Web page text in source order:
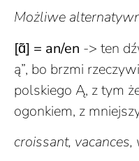
Możliwe
[ɑ̃] = an/en -> ten
ą”, bo brzmi
polskiego Ą, z tym
ogonkiem, z
croissant, vacances,